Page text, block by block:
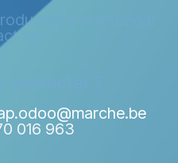
Us
contacter ?
016 963